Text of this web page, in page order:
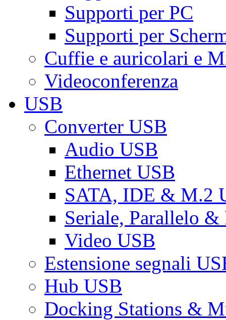
Supporti per PC
Supporti per
Cuffie e auricolari e
Videoconferenza
USB
Converter USB
Audio USB
Ethernet USB
SATA, IDE & M.2
Seriale, Parallelo &
Video USB
Estensione segnali
Hub USB
Docking Stations &